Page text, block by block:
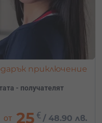
приключение
- получателят
от 25 € / 48.90 лв.